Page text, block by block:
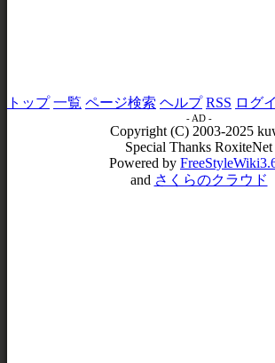
トップ 一覧 ページ検索 ヘルプ RSS ログ
- AD -
Copyright (C) 2003-2025
Special Thanks RoxiteNet
Powered by
and さくらのクラウド